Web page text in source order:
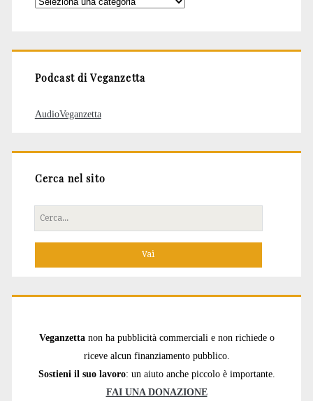
Podcast di Veganzetta
AudioVeganzetta
Cerca nel sito
Cerca
per:
Veganzetta non ha pubblicità commerciali e non richiede o
riceve alcun finanziamento pubblico.
Sostieni il suo lavoro: un aiuto anche piccolo è importante.
FAI UNA DONAZIONE